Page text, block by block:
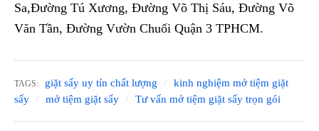
Sa,Đường Tú Xương, Đường Võ Thị Sáu, Đường Võ
Văn Tần, Đường Vườn Chuối Quận 3 TPHCM.
TAGS: giặt sấy uy tín chất lượng
kinh nghiệm mở tiệm giặt
sấy
mở tiệm giặt sấy Tư vấn mở tiệm giặt sấy trọn gói